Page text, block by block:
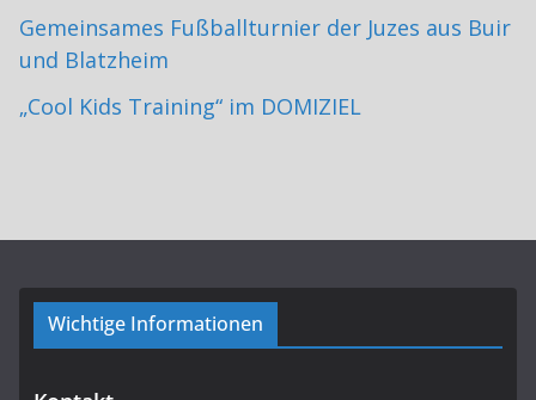
Gemeinsames Fußballturnier der Juzes aus Buir
und Blatzheim
„Cool Kids Training“ im DOMIZIEL
Wichtige Informationen